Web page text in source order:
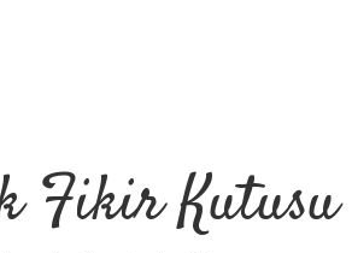
Fikir Kutusu